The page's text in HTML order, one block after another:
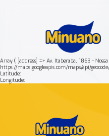
Array ( [address] => Av. Itaberaba, 1863 -
https://maps.googleapis.com/maps/api/
Latitude:
Longitude: